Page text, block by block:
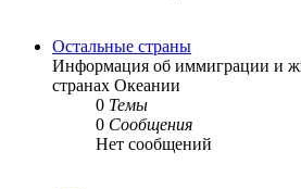
Остальные страны
Информация об иммиграции и
странах Океании
0 Темы
0 Сообщения
Нет сообщений